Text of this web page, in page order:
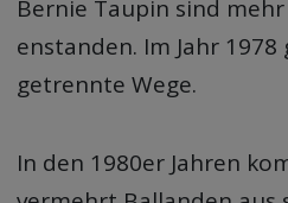
Bernie Taupin sind
enstanden. Im Jahr
getrennte Wege.
In den 1980er Jahren